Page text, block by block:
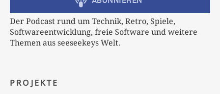
Der Podcast rund um Technik, Retro, Spiele,
Softwareentwicklung, freie Software und weitere
Themen aus seeseekeys Welt.
PROJEKTE